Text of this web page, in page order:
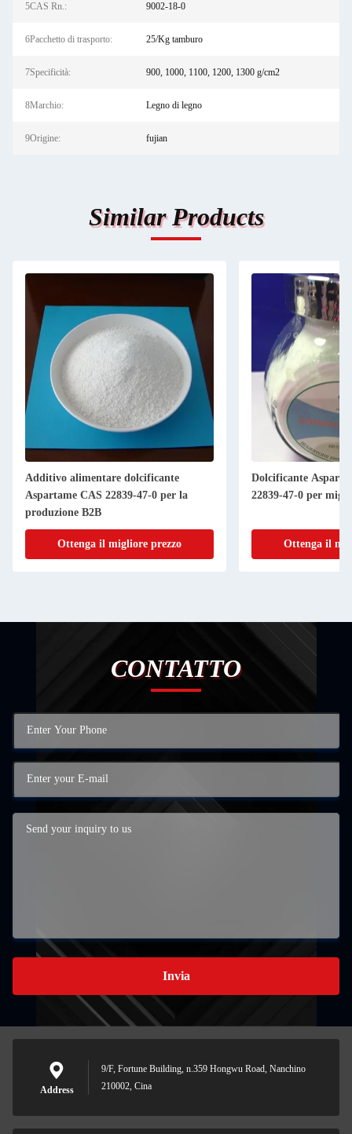
5CAS Rn.: 9002-18-0
6Pacchetto di trasporto: 25/Kg tamburo
7Specificità: 900, 1000, 1100, 1200, 1300 g/cm2
8Marchio: Legno di legno
9Origine: fujian
Similar Products
Additivo alimentare dolcificante
Aspartame CAS 22839-47-0 per la
produzione B2B
Ottenga il migliore prezzo
Dolcificante
22839-47-0 per
Ottenga il
CONTATTO
Invia
Address
9/F, Fortune Building, n.359 Hongwu Road, Nanchino
210002, Cina